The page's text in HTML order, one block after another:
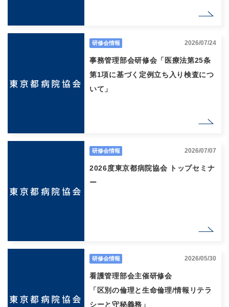
研修会情報 2026/07/24
事務管理部会研修会「医療法第25条
第1項に基づく定例立ち入り検査につ
いて」
研修会情報 2026/07/07
2026度東京都病院協会 トップセミナ
ー
研修会情報 2026/05/30
看護管理部会主催研修会
「区別の倫理と生命倫理/情報リテラ
シーと守秘義務」